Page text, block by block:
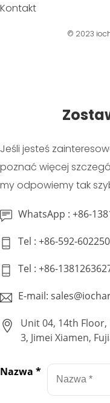
Kontakt
© 2023
Jeśli jesteś
poznać więcej
my odpowiemy tak
WhatsApp : +86-
Tel : +86-592-
Tel : +86-
E-mail:
Unit 04, 14th
3, Jimei Xiamen,
Nazwa *